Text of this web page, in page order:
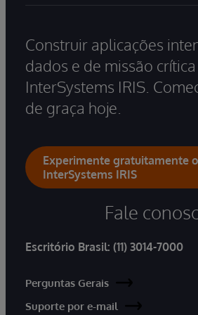
Construir aplicações
dados e de missão
InterSystems IRIS.
de graça hoje.
Experimente gratuitamente o
InterSystems IRIS
Fale
Escritório Brasil: (11) 3014-7000
Perguntas Gerais
Suporte por e-mail